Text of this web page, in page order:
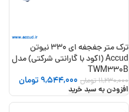
ترک متر جغجغه ای 330 نیوتن
Accud (اکود با گارانتی شرکتی) مدل
TWM330B
11,230,000تومان 9,544,000تومان
افزودن به سبد خرید